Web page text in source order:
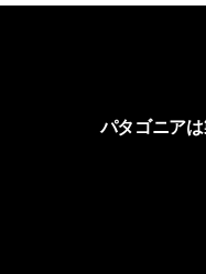
パタゴニア